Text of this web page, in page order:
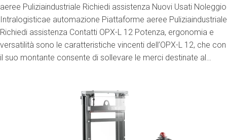
aeree Puliziaindustriale Richiedi assistenza Nuovi Usati Noleggio
Intralogisticae automazione Piattaforme aeree Puliziaindustriale
Richiedi assistenza Contatti OPX-L 12 Potenza, ergonomia e
versatilità sono le caratteristiche vincenti dell’OPX-L 12, che con
il suo montante consente di sollevare le merci destinate al…